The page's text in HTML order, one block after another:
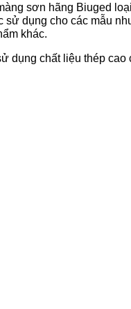
sơn hãng Biuged
sử dụng cho các mẫu
khác.
dụng chất liệu thép cao